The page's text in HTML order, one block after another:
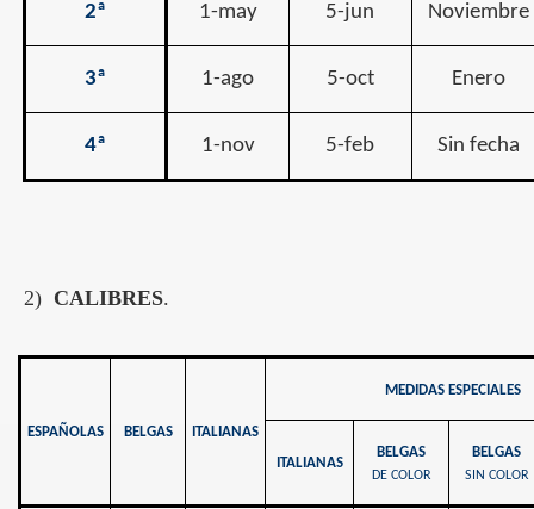
2ª 1-may 5-jun Noviembre
3ª 1-ago 5-oct Enero
4ª 1-nov 5-feb Sin fecha
2) CALIBRES.
ESPAÑOLAS BELGAS ITALIANAS
MEDIDAS ESPECIALES
ITALIANAS
BELGAS
DE COLOR
BELGAS
SIN COLOR